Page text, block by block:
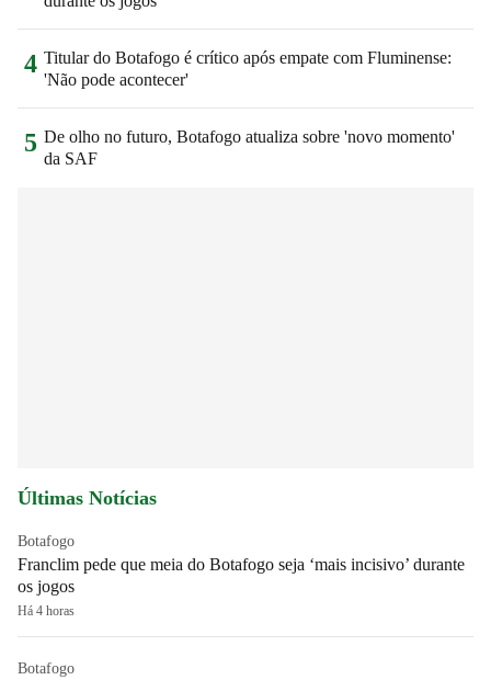
4 Titular do Botafogo é crítico após empate com Fluminense:
'Não pode acontecer'
5 De olho no futuro, Botafogo atualiza sobre 'novo momento'
da SAF
Últimas Notícias
Botafogo
Franclim pede que meia do Botafogo seja ‘mais incisivo’ durante
os jogos
Há 4 horas
Botafogo